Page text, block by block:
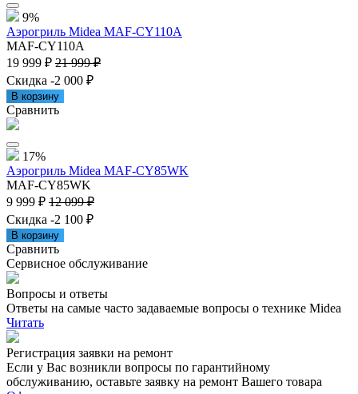
9%
Аэрогриль Midea MAF-CY110A
MAF-CY110A
19 999 ₽ 21 999 ₽
Скидка -2 000 ₽
В корзину
Сравнить
17%
Аэрогриль Midea MAF-CY85WK
MAF-CY85WK
9 999 ₽ 12 099 ₽
Скидка -2 100 ₽
В корзину
Сравнить
Сервисное обслуживание
Вопросы и ответы
Ответы на самые часто задаваемые вопросы о технике Midea
Читать
Регистрация заявки на ремонт
Если у Вас возникли вопросы по гарантийному
обслуживанию, оставьте заявку на ремонт Вашего товара